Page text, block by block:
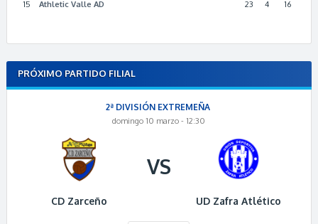
15 Athletic Valle AD 23 4 16
PRÓXIMO PARTIDO FILIAL
2ª DIVISIÓN EXTREMEÑA
domingo 10 marzo - 12:30
CD Zarceño
VS
UD Zafra Atlético